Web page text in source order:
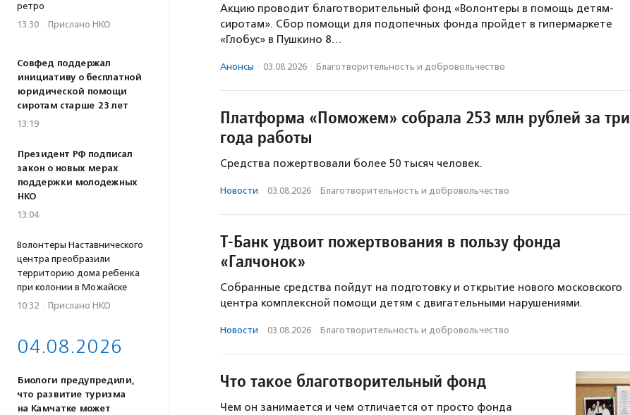
ретро
13:30 · Прислано НКО
Совфед поддержал
инициативу о бесплатной
юридической помощи
сиротам старше 23 лет
13:19
Президент РФ подписал
закон о новых мерах
поддержки молодежных
НКО
13:04
Волонтеры Наставнического
центра преобразили
территорию дома ребенка
при колонии в Можайске
10:32 · Прислано НКО
04.08.2026
Биологи предупредили,
что развитие туризма
на Камчатке может
Акцию проводит благотворительный фонд «Волонтеры в помощь детям-
сиротам». Сбор помощи для подопечных фонда пройдет в гипермаркете
«Глобус» в Пушкино 8…
Анонсы · 03.08.2026 · Благотвори­тель­ность и доброволь­чест­во
Платформа «Поможем» собрала 253 млн рублей за три
года работы
Средства пожертвовали более 50 тысяч человек.
Новости · 03.08.2026 · Благотвори­тель­ность и доброволь­чест­во
Т-Банк удвоит пожертвования в пользу фонда
«Галчонок»
Собранные средства пойдут на подготовку и открытие нового московского
центра комплексной помощи детям с двигательными нарушениями.
Новости · 03.08.2026 · Благотвори­тель­ность и доброволь­чест­во
Что такое благотворительный фонд
Чем он занимается и чем отличается от просто фонда